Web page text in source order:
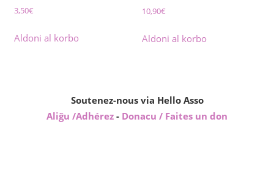
3,50€
Aldoni al korbo
10,90€
Aldoni al korbo
Soutenez-nous via Hello Asso
Aliĝu /Adhérez - Donacu / Faites un don